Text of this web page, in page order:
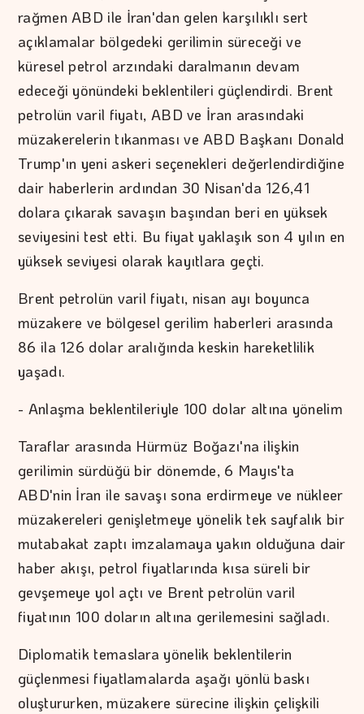
rağmen ABD ile İran'dan gelen karşılıklı sert
açıklamalar bölgedeki gerilimin süreceği ve
küresel petrol arzındaki daralmanın devam
edeceği yönündeki beklentileri güçlendirdi. Brent
petrolün varil fiyatı, ABD ve İran arasındaki
müzakerelerin tıkanması ve ABD Başkanı Donald
Trump'ın yeni askeri seçenekleri değerlendirdiğine
dair haberlerin ardından 30 Nisan'da 126,41
dolara çıkarak savaşın başından beri en yüksek
seviyesini test etti. Bu fiyat yaklaşık son 4 yılın en
yüksek seviyesi olarak kayıtlara geçti.
Brent petrolün varil fiyatı, nisan ayı boyunca
müzakere ve bölgesel gerilim haberleri arasında
86 ila 126 dolar aralığında keskin hareketlilik
yaşadı.
- Anlaşma beklentileriyle 100 dolar altına yönelim
Taraflar arasında Hürmüz Boğazı'na ilişkin
gerilimin sürdüğü bir dönemde, 6 Mayıs'ta
ABD'nin İran ile savaşı sona erdirmeye ve nükleer
müzakereleri genişletmeye yönelik tek sayfalık bir
mutabakat zaptı imzalamaya yakın olduğuna dair
haber akışı, petrol fiyatlarında kısa süreli bir
gevşemeye yol açtı ve Brent petrolün varil
fiyatının 100 doların altına gerilemesini sağladı.
Diplomatik temaslara yönelik beklentilerin
güçlenmesi fiyatlamalarda aşağı yönlü baskı
oluştururken, müzakere sürecine ilişkin çelişkili